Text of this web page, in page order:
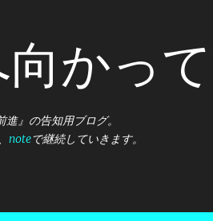
かっ
』の告知用ブログ。
noteで継続していきます。